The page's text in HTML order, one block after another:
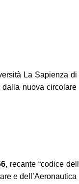
La Sapienza
nuova
, recante “codice
e dell’Aeronautica